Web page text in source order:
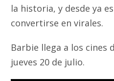
la historia, y desde ya
convertirse en virales.
Barbie llega a los cines
jueves 20 de julio.